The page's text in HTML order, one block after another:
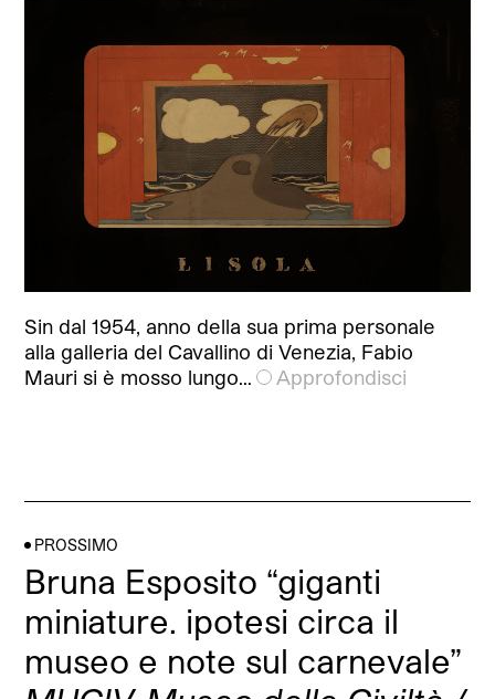
Sin dal 1954, anno della sua prima personale
alla galleria del Cavallino di Venezia, Fabio
Mauri si è mosso lungo…
Approfondisci
PROSSIMO
Bruna Esposito “giganti
miniature. ipotesi circa il
museo e note sul carnevale”